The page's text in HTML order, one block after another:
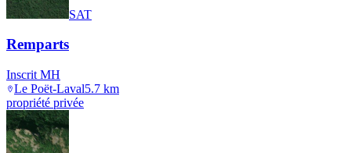
SAT
Remparts
Inscrit MH
Le Poët-Laval5.7 km
propriété privée